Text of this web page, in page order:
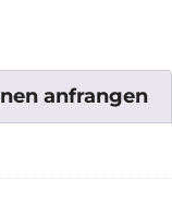
anfrangen